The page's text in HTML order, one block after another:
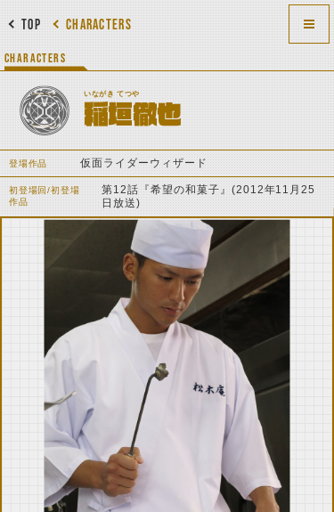
CHARACTERS
TOP
CHARACTERS
いながき てつや
稲垣徹也
登場作品 仮面ライダーウィザード
初登場回/初登場
作品
第12話『希望の和菓子』(2012年11月25
日放送)